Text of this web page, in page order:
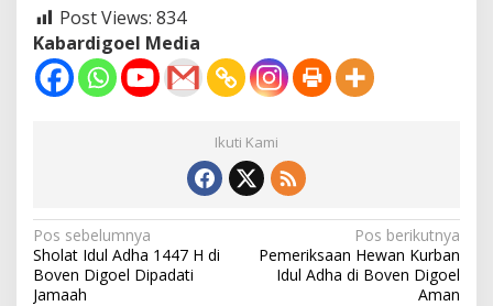
Post Views: 834
Kabardigoel Media
Ikuti Kami
Navigasi
pos
Pos sebelumnya
Sholat Idul Adha 1447 H di
Boven Digoel Dipadati
Jamaah
Pos berikutnya
Pemeriksaan Hewan Kurban
Idul Adha di Boven Digoel
Aman